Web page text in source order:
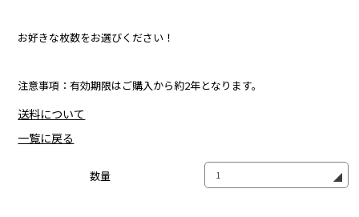
お好きな枚数をお選びください！
注意事項：有効期限はご購入から約2年となります。
送料について
一覧に戻る
数量